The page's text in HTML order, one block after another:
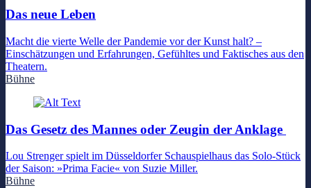
Das neue Leben
Macht die vierte Welle der Pandemie vor der Kunst halt? –
Einschätzungen und Erfahrungen, Gefühltes und Faktisches aus den
Theatern.
Bühne
Das Gesetz des Mannes oder Zeugin der Anklage
Lou Strenger spielt im Düsseldorfer Schauspielhaus das Solo-Stück
der Saison: »Prima Facie« von Suzie Miller.
Bühne